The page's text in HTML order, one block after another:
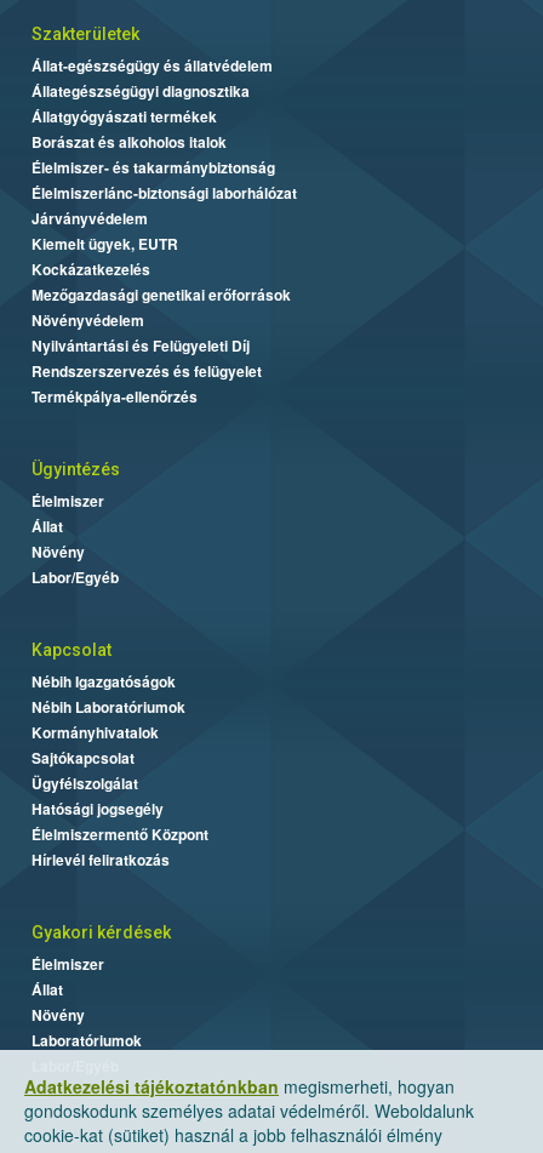
Adatkezelési tájékoztatónkban megismerheti, hogyan
gondoskodunk személyes adatai védelméről. Weboldalunk
cookie-kat (sütiket) használ a jobb felhasználói élmény
Szakterületek
Állat-egészségügy és állatvédelem
Állategészségügyi diagnosztika
Állatgyógyászati termékek
Borászat és alkoholos italok
Élelmiszer- és takarmánybiztonság
Élelmiszerlánc-biztonsági laborhálózat
Járványvédelem
Kiemelt ügyek, EUTR
Kockázatkezelés
Mezőgazdasági genetikai erőforrások
Növényvédelem
Nyilvántartási és Felügyeleti Díj
Rendszerszervezés és felügyelet
Termékpálya-ellenőrzés
Ügyintézés
Élelmiszer
Állat
Növény
Labor/Egyéb
Kapcsolat
Nébih Igazgatóságok
Nébih Laboratóriumok
Kormányhivatalok
Sajtókapcsolat
Ügyfélszolgálat
Hatósági jogsegély
Élelmiszermentő Központ
Hírlevél feliratkozás
Gyakori kérdések
Élelmiszer
Állat
Növény
Laboratóriumok